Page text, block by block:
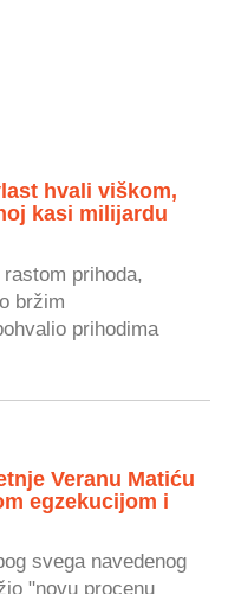
hvali viškom,
kasi milijardu
prihoda,
bržim
prihodima
Veranu Matiću
egzekucijom i
svega navedenog
"novu procenu